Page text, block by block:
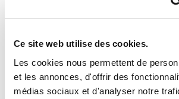
Ce site web utilise des cookies.
Les cookies nous permettent de
et les annonces, d'offrir des
médias sociaux et d'analyser notre